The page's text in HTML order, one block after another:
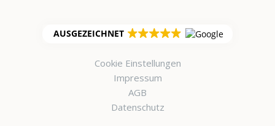
AUSGEZEICHNET
Cookie Einstellungen
Impressum
AGB
Datenschutz